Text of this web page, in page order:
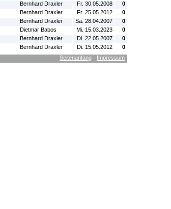
Bernhard Draxler Fr. 30.05.2008
0
Bernhard Draxler Fr. 25.05.2012
0
Bernhard Draxler Sa. 28.04.2007
0
Dietmar Babos Mi. 15.03.2023
0
Bernhard Draxler Di. 22.05.2007
0
Bernhard Draxler Di. 15.05.2012
0
Seitenanfang · Impressum